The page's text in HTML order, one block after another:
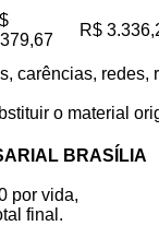
R$
carências,
o material
BRASÍLIA
por vida,
final.